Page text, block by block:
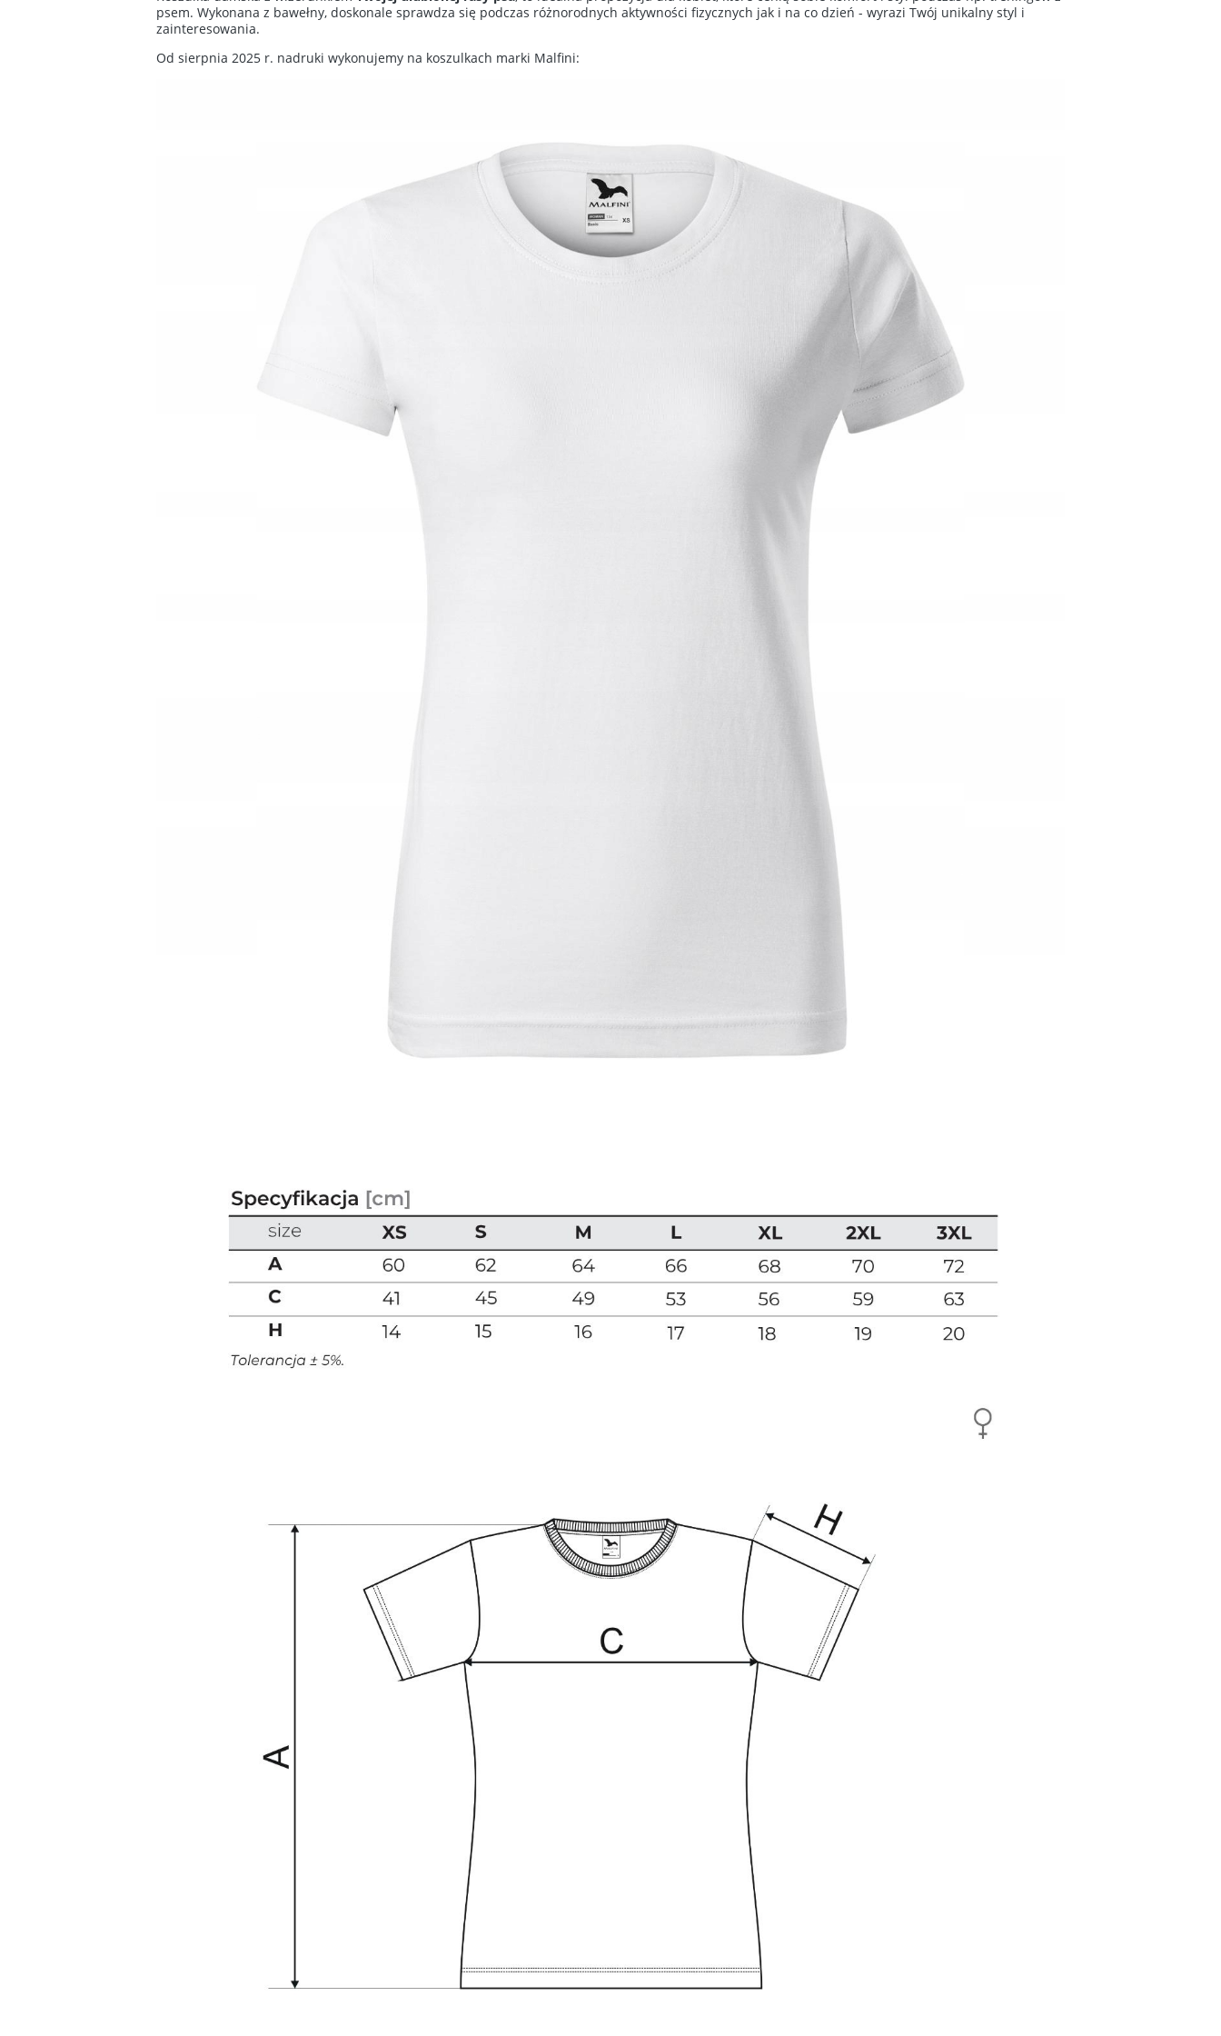
psem. Wykonana z bawełny, doskonale sprawdza się podczas różnorodnych aktywności fizycznych jak i na co dzień - wyrazi Twój unikalny styl i
zainteresowania.
Od sierpnia 2025 r. nadruki wykonujemy na koszulkach marki Malfini: